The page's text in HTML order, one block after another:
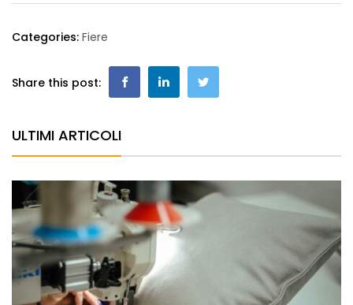
Categories: Fiere
Share this post:
ULTIMI ARTICOLI